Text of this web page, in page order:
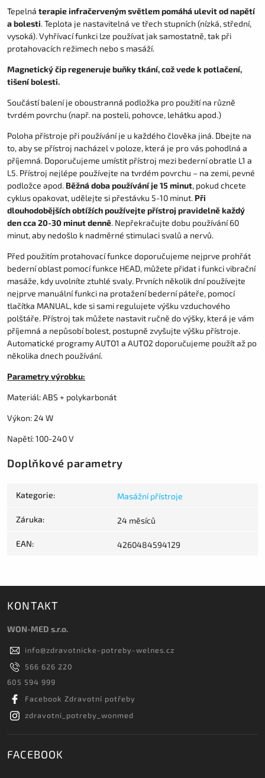
Tepelná terapie infračerveným světlem pomáhá ulevit od napětí
a bolesti. Teplota je nastavitelná ve třech stupních (nízká, střední,
vysoká). Vyhřívací funkci lze používat jak samostatně, tak při
protahovacích režimech nebo s masáží.
Magnetický čip regeneruje buňky tkání, což vede k potlačení,
tišení bolesti.
Součástí balení je oboustranná podložka pro použití na různě
tvrdém povrchu (např. na posteli, pohovce, lehátku apod.)
Poloha přístroje při používání je u každého člověka jiná. Dbejte na
to, aby se přístroj nacházel v poloze, která je pro vás pohodlná a
příjemná. Doporučujeme umístit přístroj mezi bederní obratle L1 a
L5. Přístroj nejlépe používejte na tvrdém povrchu – na zemi, pevné
podložce apod. Běžná doba používání je 15 minut, pokud chcete
cyklus opakovat, udělejte si přestávku 5-10 minut. Při
dlouhodobějších obtížích používejte přístroj pravidelně každý
den cca 20-30 minut denně. Nepřekračujte dobu používání 60
minut, aby nedošlo k nadměrné stimulaci svalů a nervů.
Před použitím protahovací funkce doporučujeme nejprve prohřát
bederní oblast pomocí funkce HEAD, můžete přidat i funkci vibrační
masáže, kdy uvolníte ztuhlé svaly. Prvních několik dní používejte
nejprve manuální funkci na protažení bederní páteře, pomocí
tlačítka MANUAL, kde si sami regulujete výšku vzduchového
polštáře. Přístroj tak můžete nastavit ručně do výšky, která je vám
příjemná a nepůsobí bolest, postupně zvyšujte výšku přístroje.
Automatické programy AUTO1 a AUTO2 doporučujeme použít až po
několika dnech používání.
Parametry výrobku:
Materiál: ABS + polykarbonát
Výkon: 24 W
Napětí: 100-240 V
Doplňkové parametry
Kategorie: Masážní přístroje
Záruka: 24 měsíců
EAN: 4260484594129
KONTAKT
WON-MED s.r.o.
info@zdravotnicke-potreby-welnes.cz
566 626 220
605 594 999
Facebook Zdravotní potřeby
zdravotni_potreby_wonmed
FACEBOOK